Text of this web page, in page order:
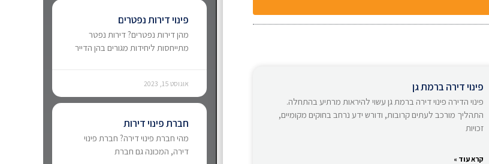
פינוי דירה ברמת גן
פינוי הדירה פינוי דירה ברמת גן עשוי להיראות מרתיע בהתחלה.
התהליך מורכב לעתים קרובות, ודורש ידע נרחב בחוקים מקומיים,
זכויות
קרא עוד »
פינוי דירות נפטרים
מהן דירות נפטרים? דירות נפטר
מתייחסות ליחידות מגורים בהן הדייר
אוגוסט 15, 2023
חברת פינוי דירות
מהי חברת פינוי דירה? חברת פינוי
דירה, המכונה גם חברת